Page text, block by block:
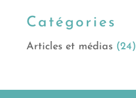
Catégories
Articles et médias(24)